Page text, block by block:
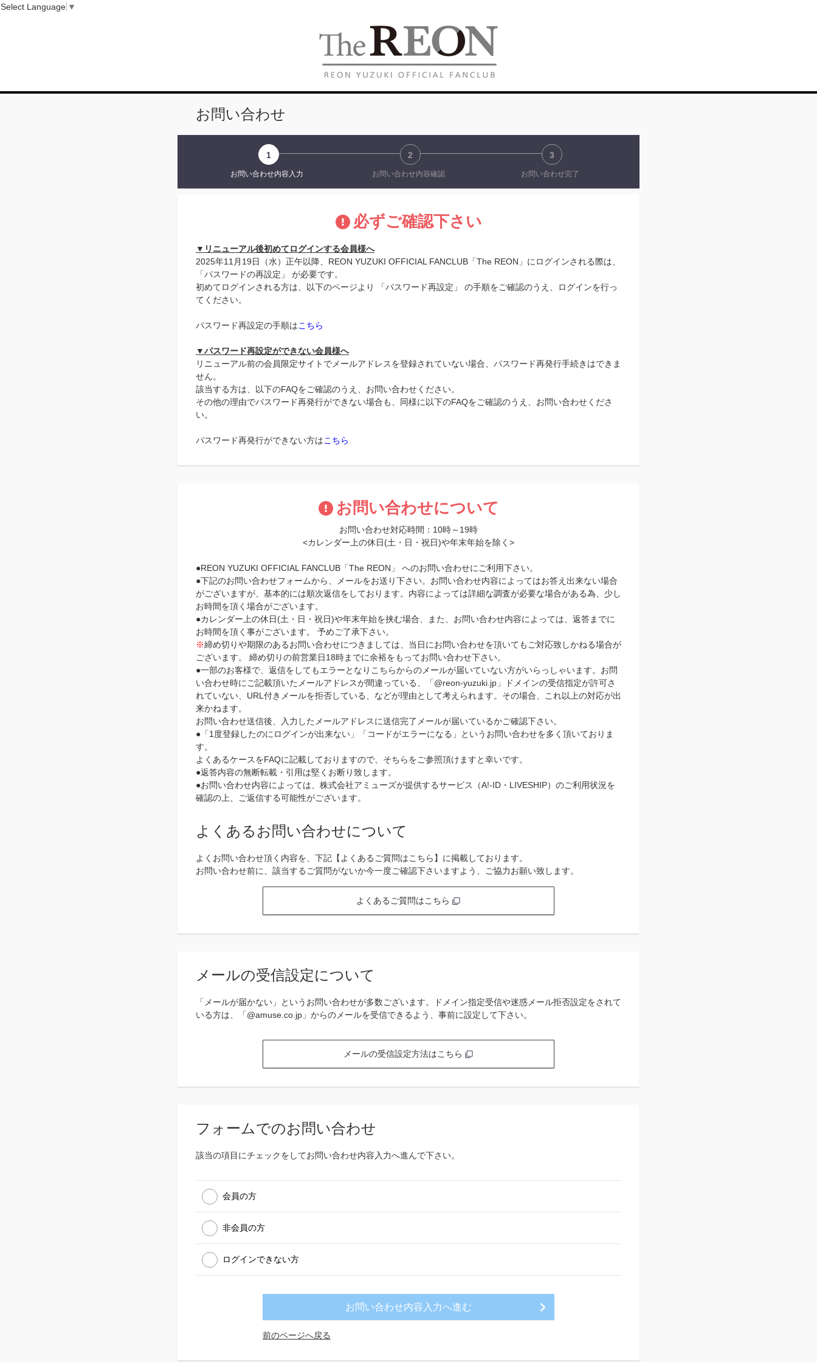
お問い合わせ
1
お問い合わせ内容入力
2
お問い合わせ内容確認
3
お問い合わせ完了
必ずご確認下さい
▼リニューアル後初めてログインする会員様へ
2025年11月19日（水）正午以降、REON YUZUKI OFFICIAL FANCLUB「The REON」にログインされる際は、
「パスワードの再設定」 が必要です。
初めてログインされる方は、以下のページより 「パスワード再設定」 の手順をご確認のうえ、ログインを行っ
てください。
パスワード再設定の手順はこちら
▼パスワード再設定ができない会員様へ
リニューアル前の会員限定サイトでメールアドレスを登録されていない場合、パスワード再発行手続きはできま
せん。
該当する方は、以下のFAQをご確認のうえ、お問い合わせください。
その他の理由でパスワード再発行ができない場合も、同様に以下のFAQをご確認のうえ、お問い合わせくださ
い。
パスワード再発行ができない方はこちら
お問い合わせについて
お問い合わせ対応時間：10時～19時
<カレンダー上の休日(土・日・祝日)や年末年始を除く>
●REON YUZUKI OFFICIAL FANCLUB「The REON」 へのお問い合わせにご利用下さい。
●下記のお問い合わせフォームから、メールをお送り下さい。お問い合わせ内容によってはお答え出来ない場合
がございますが、基本的には順次返信をしております。内容によっては詳細な調査が必要な場合がある為、少し
お時間を頂く場合がございます。
●カレンダー上の休日(土・日・祝日)や年末年始を挟む場合、また、お問い合わせ内容によっては、返答までに
お時間を頂く事がございます。 予めご了承下さい。
※締め切りや期限のあるお問い合わせにつきましては、当日にお問い合わせを頂いてもご対応致しかねる場合が
ございます。 締め切りの前営業日18時までに余裕をもってお問い合わせ下さい。
●一部のお客様で、返信をしてもエラーとなりこちらからのメールが届いていない方がいらっしゃいます。お問
い合わせ時にご記載頂いたメールアドレスが間違っている、「@reon-yuzuki.jp」ドメインの受信指定が許可さ
れていない、URL付きメールを拒否している、などが理由として考えられます。その場合、これ以上の対応が出
来かねます。
お問い合わせ送信後、入力したメールアドレスに送信完了メールが届いているかご確認下さい。
●「1度登録したのにログインが出来ない」「コードがエラーになる」というお問い合わせを多く頂いておりま
す。
よくあるケースをFAQに記載しておりますので、そちらをご参照頂けますと幸いです。
●返答内容の無断転載・引用は堅くお断り致します。
●お問い合わせ内容によっては、株式会社アミューズが提供するサービス（A!-ID・LIVESHIP）のご利用状況を
確認の上、ご返信する可能性がございます。
よくあるお問い合わせについて
よくお問い合わせ頂く内容を、下記【よくあるご質問はこちら】に掲載しております。
お問い合わせ前に、該当するご質問がないか今一度ご確認下さいますよう、ご協力お願い致します。
よくあるご質問はこちら
メールの受信設定について
「メールが届かない」というお問い合わせが多数ございます。ドメイン指定受信や迷惑メール拒否設定をされて
いる方は、「@amuse.co.jp」からのメールを受信できるよう、事前に設定して下さい。
メールの受信設定方法はこちら
フォームでのお問い合わせ
該当の項目にチェックをしてお問い合わせ内容入力へ進んで下さい。
会員の方
非会員の方
ログインできない方
前のページへ戻る
Select Language ▼